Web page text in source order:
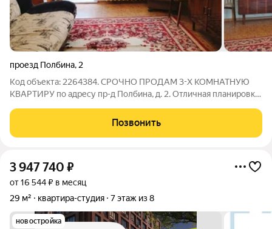
проезд Полбина, 2
Код объекта: 2264384. СРОЧНО ПРОДАМ 3-Х КОМНАТНУЮ
КВАРТИРУ по адресу пр-д Полбина, д. 2. Отличная планировка,
весь день наполнена солнечным светом.. Вся мебель и техника
остаются новым
Позвонить
3 947 740 ₽
от 16 544 ₽ в месяц
29 м²
квартира-студия 7 этаж из 8
новостройка